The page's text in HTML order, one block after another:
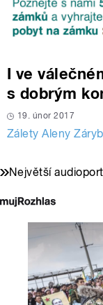
I ve
s dobrým
19. únor 2017
Zálety Aleny
Největší